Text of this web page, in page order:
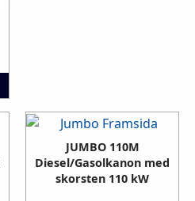
JUMBO 110M
Diesel/Gasolkanon med
skorsten 110 kW